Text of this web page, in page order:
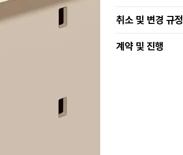
취소 및 변경 규정
계약 및 진행